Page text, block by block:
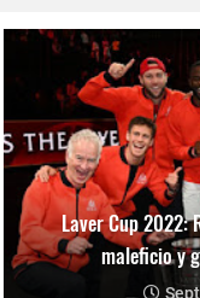
Laver Cup 2022:
maleficio y